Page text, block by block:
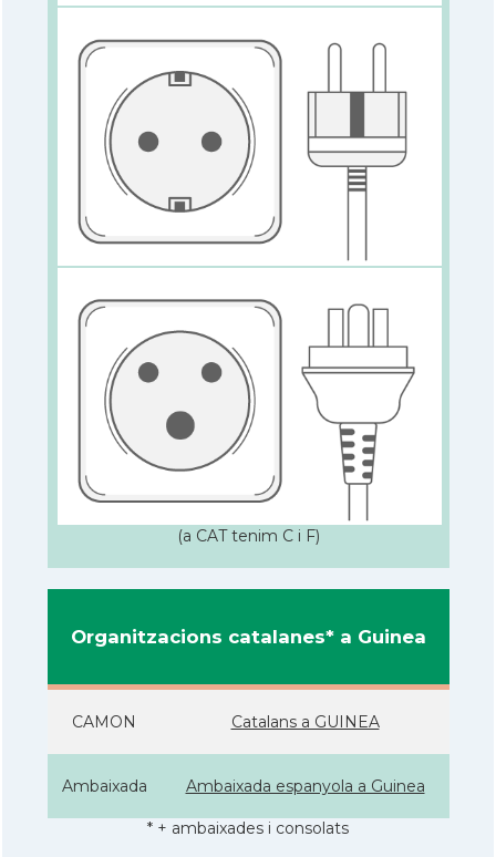
(a CAT tenim C i F)
Organitzacions catalanes* a Guinea
CAMON Catalans a GUINEA
Ambaixada Ambaixada espanyola a Guinea
* + ambaixades i consolats